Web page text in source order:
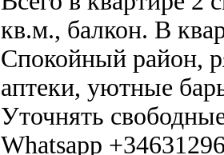
кв.м., балкон. В
Спокойный район,
аптеки, уютные
Уточнять
Whatsapp